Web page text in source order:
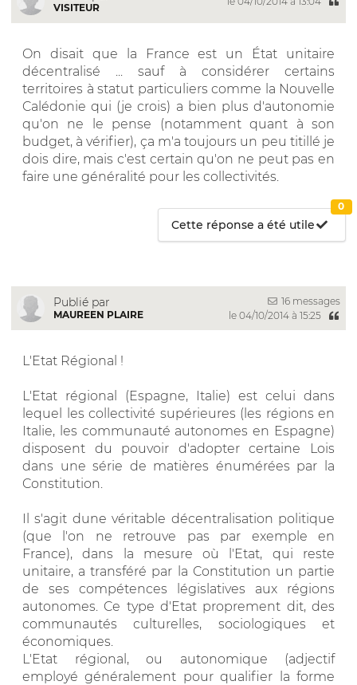
VISITEUR
On disait que la France est un État unitaire
décentralisé ... sauf à considérer certains
territoires à statut particuliers comme la Nouvelle
Calédonie qui (je crois) a bien plus d'autonomie
qu'on ne le pense (notamment quant à son
budget, à vérifier), ça m'a toujours un peu titillé je
dois dire, mais c'est certain qu'on ne peut pas en
faire une généralité pour les collectivités.
Cette réponse a été utile
0
Publié par
MAUREEN PLAIRE
16 messages
le 04/10/2014 à 15:25
L'Etat Régional !
L'Etat régional (Espagne, Italie) est celui dans
lequel les collectivité supérieures (les régions en
Italie, les communauté autonomes en Espagne)
disposent du pouvoir d'adopter certaine Lois
dans une série de matières énumérées par la
Constitution.
Il s'agit dune véritable décentralisation politique
(que l'on ne retrouve pas par exemple en
France), dans la mesure où l'Etat, qui reste
unitaire, a transféré par la Constitution un partie
de ses compétences législatives aux régions
autonomes. Ce type d'Etat proprement dit, des
communautés culturelles, sociologiques et
économiques.
L'Etat régional, ou autonomique (adjectif
employé généralement pour qualifier la forme